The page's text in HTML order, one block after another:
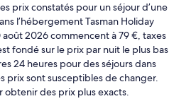
prix constatés pour un séjour d’une
l’hébergement Tasman Holiday
août 2026 commencent à 79 €, taxes
fondé sur le prix par nuit le plus bas
24 heures pour des séjours dans
prix sont susceptibles de changer.
obtenir des prix plus exacts.